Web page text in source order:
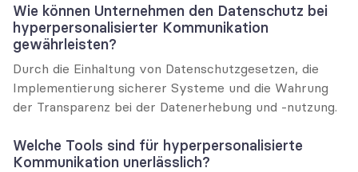
Wie können Unternehmen den Datenschutz bei
hyperpersonalisierter Kommunikation
gewährleisten?
Durch die Einhaltung von Datenschutzgesetzen, die
Implementierung sicherer Systeme und die Wahrung
der Transparenz bei der Datenerhebung und -nutzung.
Welche Tools sind für hyperpersonalisierte
Kommunikation unerlässlich?